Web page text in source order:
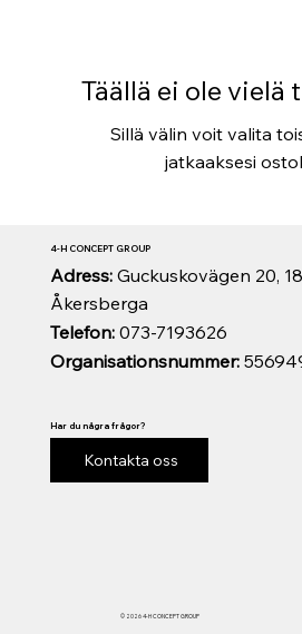
Täällä ei ole vielä
Sillä välin voit valita
jatkaaksesi
© 2026 4-H CONCEPT GROUP
Organisationsnummer:
Telefon:073-7193626
Adress: Guckuskovägen 20,
Åkersberga
4-H CONCEPT GROUP
Har du några frågor?
Kontakta oss